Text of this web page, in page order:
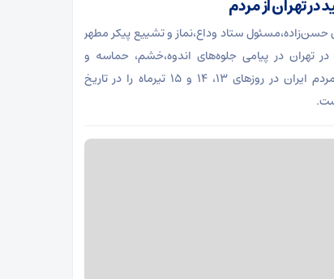
در تهران از مردم
ستاد وداع،نماز و تشییع پیکر مطهر
تهران در پیامی جلوه‌های اندوه،خشم، حماسه و
خونخواهی مردم ایران در روزهای ۱۳، ۱۴ و ۱۵ تیرماه را در تاریخ